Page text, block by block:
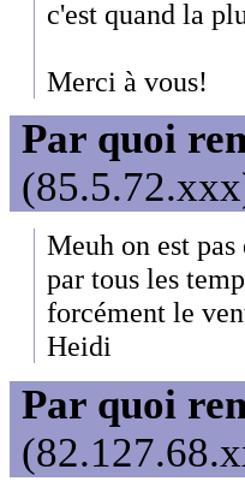
c'est quand la
Merci à vous!
Par quoi
Meuh on est
par tous les
forcément le
Heidi
Par quoi